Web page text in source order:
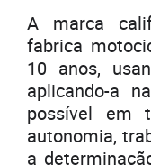
A marca
fabrica
10 anos,
aplicando-a
possível em
autonomia,
a